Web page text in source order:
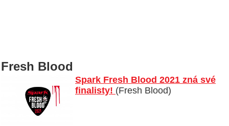
Fresh Blood
Spark Fresh Blood 2021 zná své
finalisty! (Fresh Blood)